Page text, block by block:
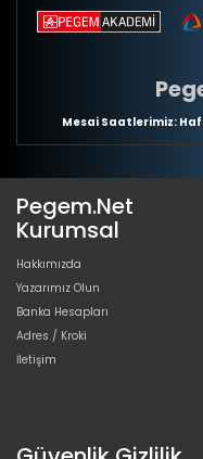
Mesai Saatlerimiz:
Pegem.Net
Kurumsal
Hakkımızda
Yazarımız Olun
Banka Hesapları
Adres / Kroki
İletişim